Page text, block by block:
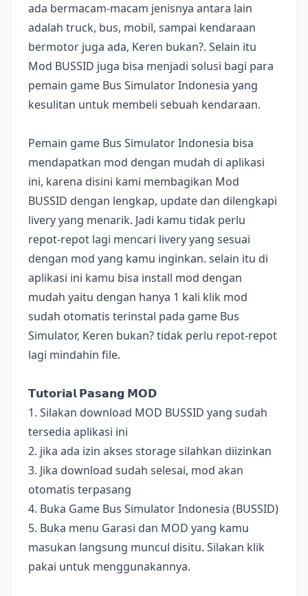
ada bermacam-macam jenisnya antara lain
adalah truck, bus, mobil, sampai kendaraan
bermotor juga ada, Keren bukan?. Selain itu
Mod BUSSID juga bisa menjadi solusi bagi para
pemain game Bus Simulator Indonesia yang
kesulitan untuk membeli sebuah kendaraan.
Pemain game Bus Simulator Indonesia bisa
mendapatkan mod dengan mudah di aplikasi
ini, karena disini kami membagikan Mod
BUSSID dengan lengkap, update dan dilengkapi
livery yang menarik. Jadi kamu tidak perlu
repot-repot lagi mencari livery yang sesuai
dengan mod yang kamu inginkan. selain itu di
aplikasi ini kamu bisa install mod dengan
mudah yaitu dengan hanya 1 kali klik mod
sudah otomatis terinstal pada game Bus
Simulator, Keren bukan? tidak perlu repot-repot
lagi mindahin file.
𝗧𝘂𝘁𝗼𝗿𝗶𝗮𝗹 𝗣𝗮𝘀𝗮𝗻𝗴 𝗠𝗢𝗗
1. Silakan download MOD BUSSID yang sudah
tersedia aplikasi ini
2. jika ada izin akses storage silahkan diizinkan
3. Jika download sudah selesai, mod akan
otomatis terpasang
4. Buka Game Bus Simulator Indonesia (BUSSID)
5. Buka menu Garasi dan MOD yang kamu
masukan langsung muncul disitu. Silakan klik
pakai untuk menggunakannya.